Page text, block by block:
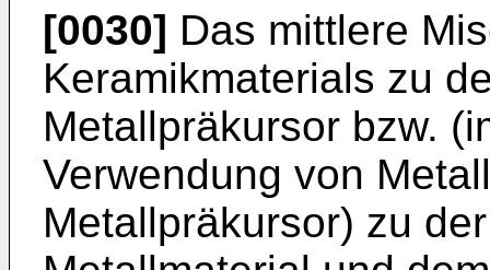
[0030] Das mittlere
Keramikmaterials zu
Metallpräkursor bzw.
Verwendung von
Metallpräkursor) zu